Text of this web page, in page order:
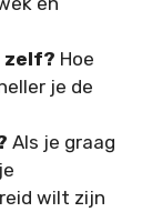
zelf? Hoe
je de
Als je graag
wilt zijn